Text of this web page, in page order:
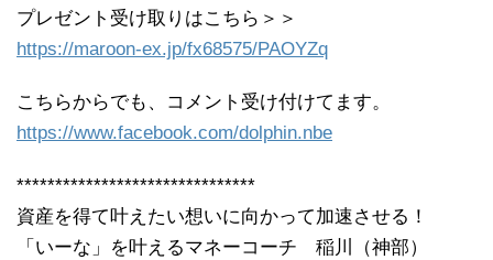
プレゼント受け取りはこちら＞＞
https://maroon-ex.jp/fx68575/PAOYZq
こちらからでも、コメント受け付けてます。
https://www.facebook.com/dolphin.nbe
*******************************
資産を得て叶えたい想いに向かって加速させる！
「いーな」を叶えるマネーコーチ 稲川（神部）